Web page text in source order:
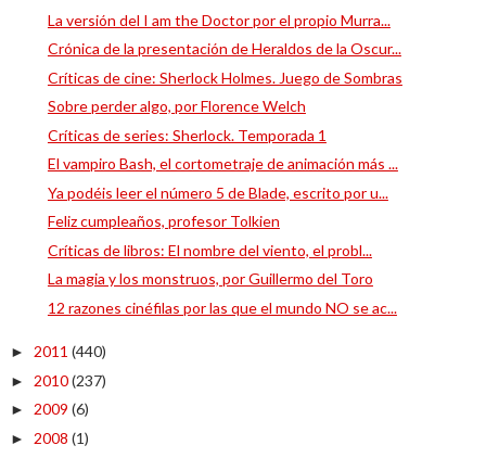
La versión del I am the Doctor por el propio Murra...
Crónica de la presentación de Heraldos de la Oscur...
Críticas de cine: Sherlock Holmes. Juego de Sombras
Sobre perder algo, por Florence Welch
Críticas de series: Sherlock. Temporada 1
El vampiro Bash, el cortometraje de animación más ...
Ya podéis leer el número 5 de Blade, escrito por u...
Feliz cumpleaños, profesor Tolkien
Críticas de libros: El nombre del viento, el probl...
La magia y los monstruos, por Guillermo del Toro
12 razones cinéfilas por las que el mundo NO se ac...
► 2011 (440)
► 2010(237)
► 2009 (6)
► 2008 (1)